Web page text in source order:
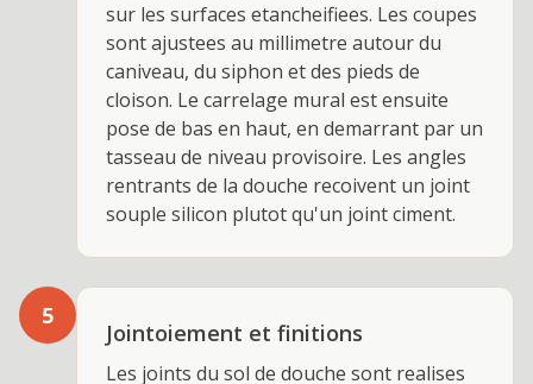
sur les surfaces etancheifiees. Les coupes
sont ajustees au millimetre autour du
caniveau, du siphon et des pieds de
cloison. Le carrelage mural est ensuite
pose de bas en haut, en demarrant par un
tasseau de niveau provisoire. Les angles
rentrants de la douche recoivent un joint
souple silicon plutot qu'un joint ciment.
5
Jointoiement et finitions
Les joints du sol de douche sont realises